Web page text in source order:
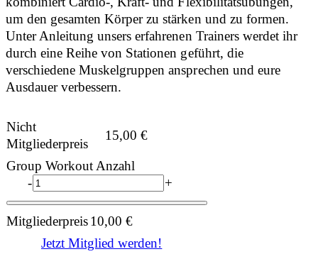
um den gesamten Körper zu stärken und zu formen.
Unter Anleitung unsers erfahrenen Trainers werdet ihr
durch eine Reihe von Stationen geführt, die
verschiedene Muskelgruppen ansprechen und eure
Ausdauer verbessern.
Nicht
Mitgliederpreis
15,00€
Group Workout Anzahl
-
+
Mitgliederpreis10,00€
Jetzt Mitglied werden!